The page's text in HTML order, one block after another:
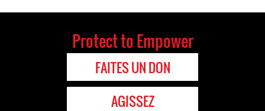
Protect to Empower
FAITES UN DON
AGISSEZ